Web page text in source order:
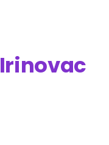
Irinovac